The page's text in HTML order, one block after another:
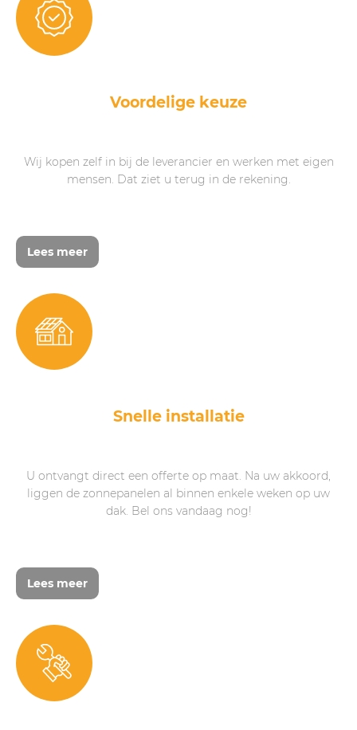
Voordelige keuze
Wij kopen zelf in bij de leverancier en werken met eigen
mensen. Dat ziet u terug in de rekening.
Lees meer
Snelle installatie
U ontvangt direct een offerte op maat. Na uw akkoord,
liggen de zonnepanelen al binnen enkele weken op uw
dak. Bel ons vandaag nog!
Lees meer